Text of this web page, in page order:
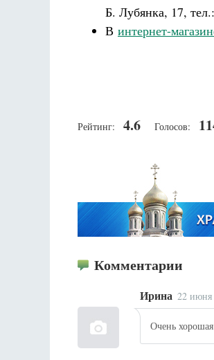
Б. Лубянка, 17,
В интернет-
Рейтинг: 4.6 Голосов:
Комментарии
Ирина 22 июня
Очень